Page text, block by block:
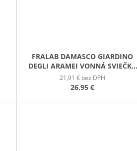
FRALAB DAMASCO GIARDINO
DEGLI ARAMEI VONNÁ SVIEČKA
390G
21,91 € bez DPH
26,95 €